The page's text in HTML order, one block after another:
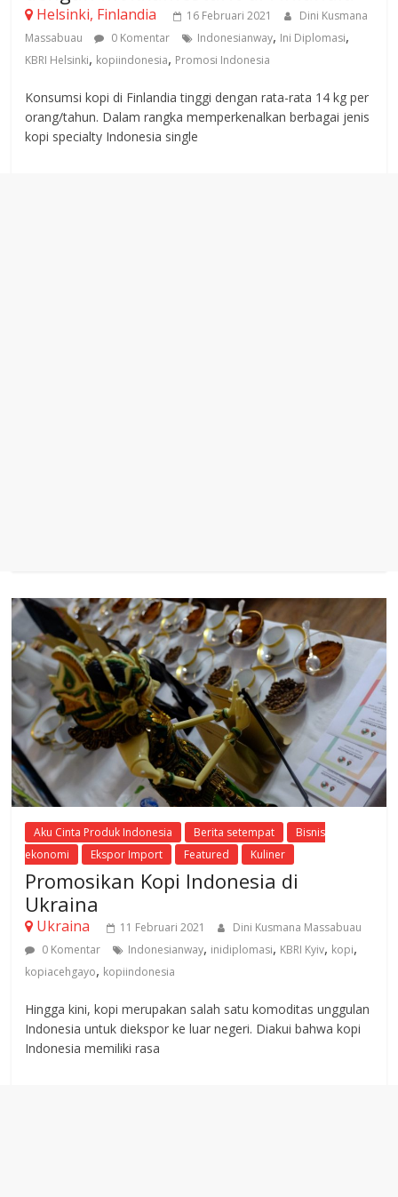
Helsinki, Finlandia 16 Februari 2021
Dini Kusmana
Massabuau
0 Komentar Indonesianway, Ini Diplomasi,
KBRI Helsinki, kopiindonesia, Promosi Indonesia
Konsumsi kopi di Finlandia tinggi dengan rata-rata 14 kg per
orang/tahun. Dalam rangka memperkenalkan berbagai jenis
kopi specialty Indonesia single
Aku Cinta Produk Indonesia Berita setempat
Bisnis
ekonomi
Ekspor Import Featured Kuliner
Promosikan Kopi Indonesia di
Ukraina
Ukraina 11 Februari 2021
Dini Kusmana Massabuau
0 Komentar
Indonesianway, inidiplomasi, KBRI Kyiv, kopi,
kopiacehgayo, kopiindonesia
Hingga kini, kopi merupakan salah satu komoditas unggulan
Indonesia untuk diekspor ke luar negeri. Diakui bahwa kopi
Indonesia memiliki rasa